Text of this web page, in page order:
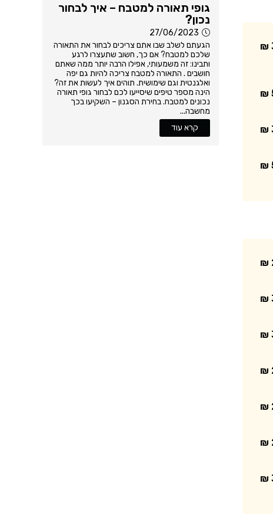
גופי תאורה למטבח – איך לבחור
נכון?
27/06/2023
הגעתם לשלב שבו אתם צריכים לבחור את התאורה
שלכם למטבח? אם כך, חשוב שתעצרו לרגע
ותבינו: זה משמעותי, אפילו הרבה יותר ממה שאתם
חושבים . התאורה למטבח צריכה להיות גם יפה
ואלגנטית וגם שימושית. תוהים איך לעשות את זה?
הינה מספר טיפים שיסייעו לכם לבחור גופי תאורה
נכונים למטבח. בחירת הסגנון – השקיעו בכך
מחשבה...
קרא עוד